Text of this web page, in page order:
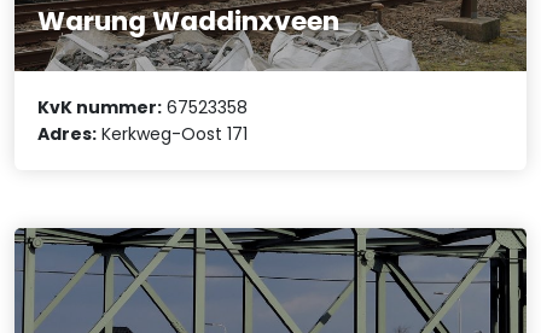
Warung Waddinxveen
KvK nummer: 67523358
Adres: Kerkweg-Oost 171